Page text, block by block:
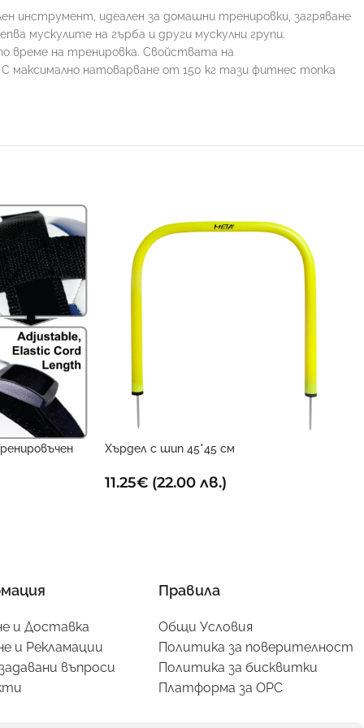
инструмент, идеален за домашни тренировки, загряване
мускулите на гърба и други мускулни групи.
време на тренировка. Свойствата на
максимално натоварване от 150 кг тази фитнес топка
Хърдел с шип 45*45 см
11.25€ (22.00 лв.)
и Доставка
и Рекламации
въпроси
Правила
Общи Условия
Политика за поверителност
Политика за бисквитки
Платформа за ОРС